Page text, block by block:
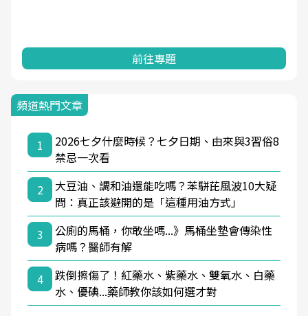
前往專題
頻道熱門文章
1
2026七夕什麼時候？七夕日期、由來與3習俗8
禁忌一次看
2
大豆油、調和油還能吃嗎？苯駢芘風波10大疑
問：真正該避開的是「這種用油方式」
3
公廁的馬桶，你敢坐嗎...》馬桶坐墊會傳染性
病嗎？醫師有解
4
跌倒擦傷了！紅藥水、紫藥水、雙氧水、白藥
水、優碘...藥師教你該如何選才對